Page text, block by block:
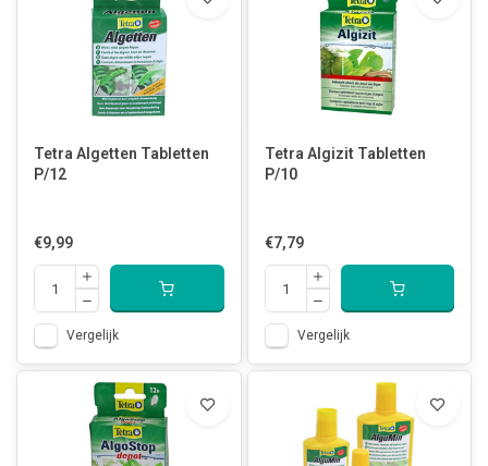
Tetra Algetten Tabletten
P/12
€9,99
Vergelijk
Tetra Algizit Tabletten
P/10
€7,79
Vergelijk